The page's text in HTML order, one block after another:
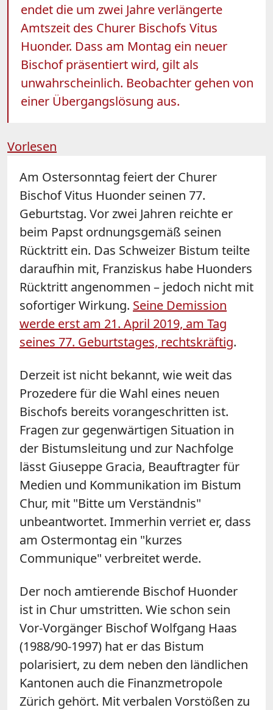
endet die um zwei Jahre verlängerte
Amtszeit des Churer Bischofs Vitus
Huonder. Dass am Montag ein neuer
Bischof präsentiert wird, gilt als
unwahrscheinlich. Beobachter gehen von
einer Übergangslösung aus.
Vorlesen
Am Ostersonntag feiert der Churer
Bischof Vitus Huonder seinen 77.
Geburtstag. Vor zwei Jahren reichte er
beim Papst ordnungsgemäß seinen
Rücktritt ein. Das Schweizer Bistum teilte
daraufhin mit, Franziskus habe Huonders
Rücktritt angenommen – jedoch nicht mit
sofortiger Wirkung. Seine Demission
werde erst am 21. April 2019, am Tag
seines 77. Geburtstages, rechtskräftig.
Derzeit ist nicht bekannt, wie weit das
Prozedere für die Wahl eines neuen
Bischofs bereits vorangeschritten ist.
Fragen zur gegenwärtigen Situation in
der Bistumsleitung und zur Nachfolge
lässt Giuseppe Gracia, Beauftragter für
Medien und Kommunikation im Bistum
Chur, mit "Bitte um Verständnis"
unbeantwortet. Immerhin verriet er, dass
am Ostermontag ein "kurzes
Communique" verbreitet werde.
Der noch amtierende Bischof Huonder
ist in Chur umstritten. Wie schon sein
Vor-Vorgänger Bischof Wolfgang Haas
(1988/90-1997) hat er das Bistum
polarisiert, zu dem neben den ländlichen
Kantonen auch die Finanzmetropole
Zürich gehört. Mit verbalen Vorstößen zu